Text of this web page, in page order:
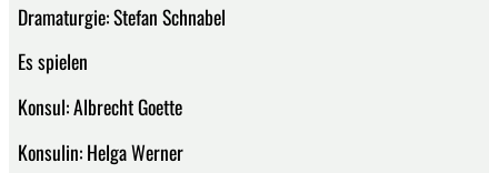
Dramaturgie: Stefan Schnabel
Es spielen
Konsul: Albrecht Goette
Konsulin: Helga Werner